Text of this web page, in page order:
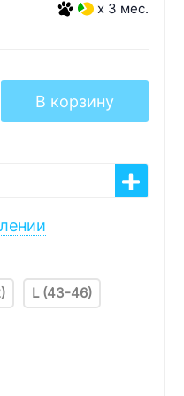
x 3 мес.
В корзину
L (43-46)